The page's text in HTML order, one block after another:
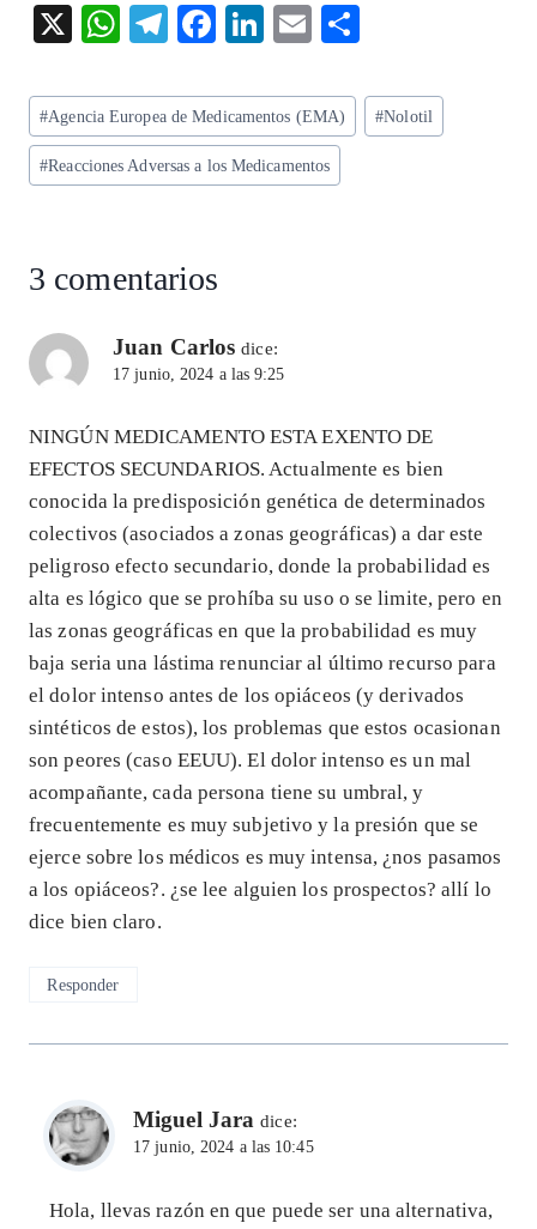
X
W
ts
A
p
T
eg
ra
m
F
eb
o
o
Li
ke
dI
n
E
ai
l
re
Etiquetas
de
la
#Agencia Europea de Medicamentos (EMA) #Nolotil
#Reacciones Adversas a los Medicamentos
3 comentarios
Juan Carlos dice:
17 junio, 2024 a las 9:25
NINGÚN MEDICAMENTO ESTA EXENTO DE
EFECTOS SECUNDARIOS. Actualmente es bien
conocida la predisposición genética de determinados
colectivos (asociados a zonas geográficas) a dar este
peligroso efecto secundario, donde la probabilidad es
alta es lógico que se prohíba su uso o se limite, pero en
las zonas geográficas en que la probabilidad es muy
baja seria una lástima renunciar al último recurso para
el dolor intenso antes de los opiáceos (y derivados
sintéticos de estos), los problemas que estos ocasionan
son peores (caso EEUU). El dolor intenso es un mal
acompañante, cada persona tiene su umbral, y
frecuentemente es muy subjetivo y la presión que se
ejerce sobre los médicos es muy intensa, ¿nos pasamos
a los opiáceos?. ¿se lee alguien los prospectos? allí lo
dice bien claro.
Responder
Miguel Jara dice:
17 junio, 2024 a las 10:45
Hola, llevas razón en que puede ser una alternativa,